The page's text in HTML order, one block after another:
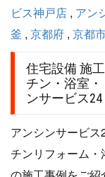
ビス神戸店 , アン
釜 , 京都府 , 京都
住宅設備 施
チン・浴室
ンサービス24
アンシンサービ
チンリフォーム